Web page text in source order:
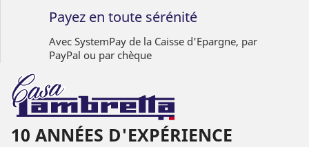
Payez en toute sérénité
Avec SystemPay de la Caisse d'Epargne, par
PayPal ou par chèque
10 ANNÉES D'EXPÉRIENCE